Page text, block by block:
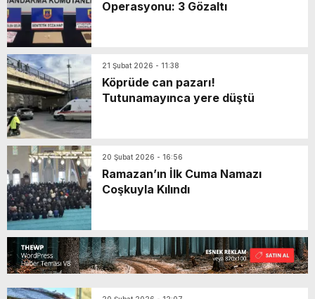
Operasyonu: 3 Gözaltı
21 Şubat 2026 - 11:38
Köprüde can pazarı!
Tutunamayınca yere düştü
20 Şubat 2026 - 16:56
Ramazan’ın İlk Cuma Namazı
Coşkuyla Kılındı